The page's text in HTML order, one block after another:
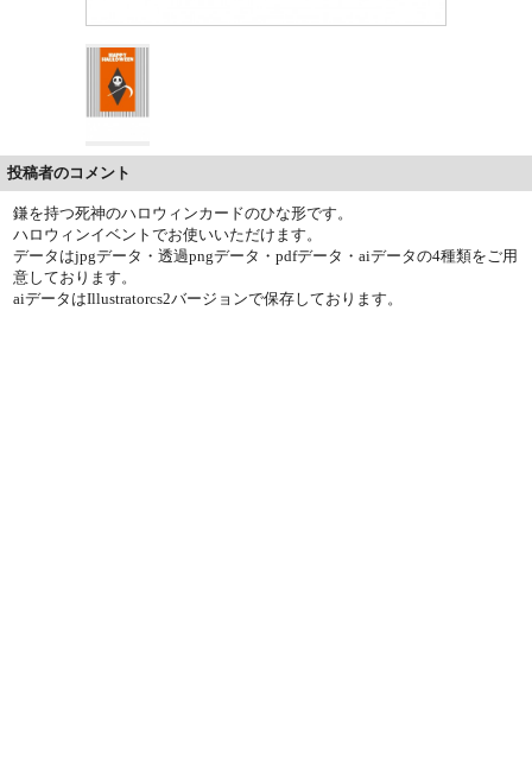
投稿者のコメント
鎌を持つ死神のハロウィンカードのひな形です。
ハロウィンイベントでお使いいただけます。
データはjpgデータ・透過pngデータ・pdfデータ・aiデータの4種類をご用
意しております。
aiデータはIllustratorcs2バージョンで保存しております。